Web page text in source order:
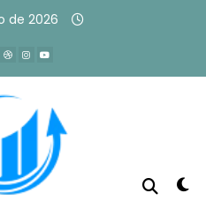
de 2026
o que é